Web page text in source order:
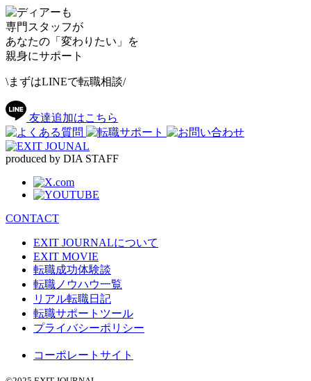
専門スタッフが
あなたの「変わりたい」を
親身にサポート
\まずはLINEで転職相談/
友達追加はこちら
produced by DIA STAFF
CONTACT
EXIT JOURNALについて
EXIT MOVIE
転職成功体験談
転職ノウハウ一覧
リアル転職日記
転職サポートツール
プライバシーポリシー
コーポレートサイト